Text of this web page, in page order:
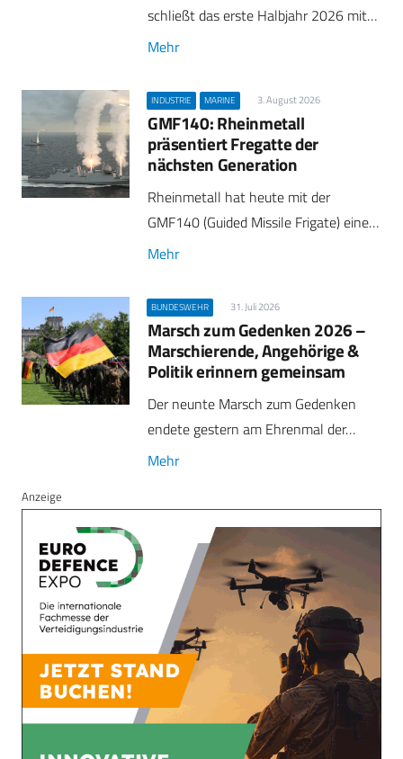
schließt das erste Halbjahr 2026 mit…
Mehr
INDUSTRIE MARINE 3. August 2026
GMF140: Rheinmetall
präsentiert Fregatte der
nächsten Generation
Rheinmetall hat heute mit der
GMF140 (Guided Missile Frigate) eine…
Mehr
BUNDESWEHR 31. Juli 2026
Marsch zum Gedenken 2026 –
Marschierende, Angehörige &
Politik erinnern gemeinsam
Der neunte Marsch zum Gedenken
endete gestern am Ehrenmal der…
Mehr
Anzeige